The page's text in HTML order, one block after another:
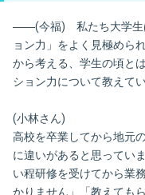
――(今福) 私たち大学生
ョン力」をよく見極めら
から考える、学生の頃と
ション力について教えて
(小林さん)
高校を卒業してから地元
に違いがあると思ってい
い程研修を受けてから業
かりません」「教えても